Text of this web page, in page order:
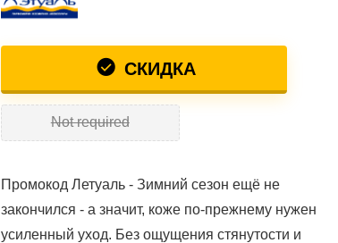
СКИДКА
Not required
Промокод Летуаль - Зимний сезон ещё не
закончился - а значит, коже по-прежнему нужен
усиленный уход. Без ощущения стянутости и